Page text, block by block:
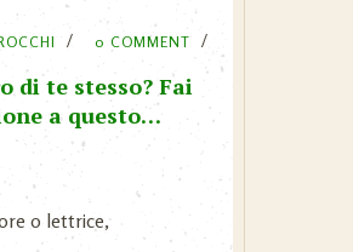
0 COMMENT
di te stesso? Fai
a questo…
o lettrice,